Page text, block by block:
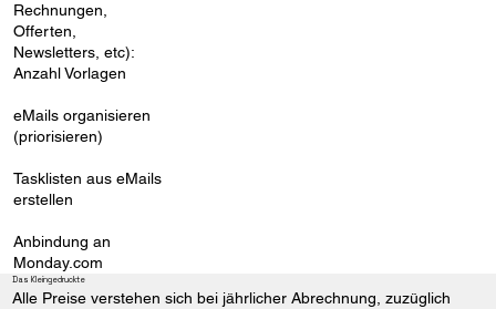
Rechnungen,
Offerten,
Newsletters, etc):
Anzahl Vorlagen
eMails organisieren
(priorisieren)
Tasklisten aus eMails
erstellen
Anbindung an
Monday.com
Das Kleingedruckte
Alle Preise verstehen sich bei jährlicher Abrechnung, zuzüglich